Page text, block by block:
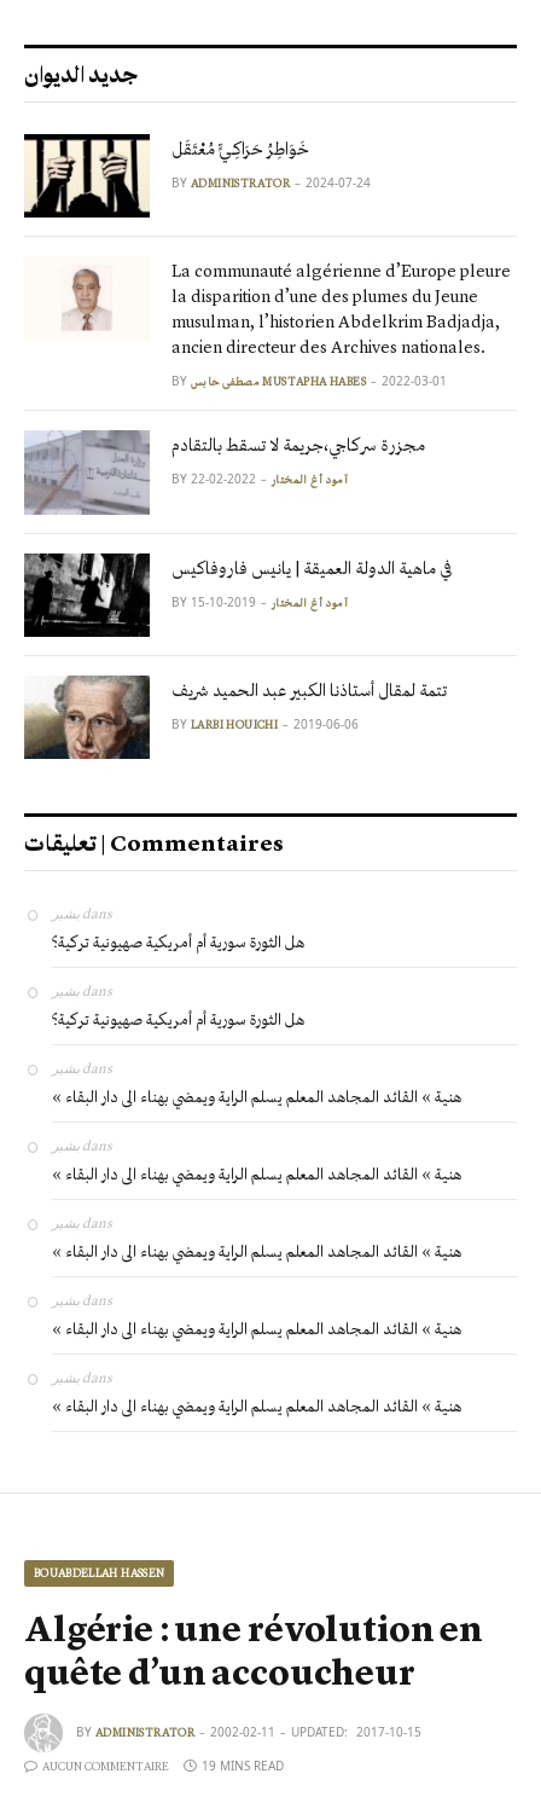
جديد الديوان
خَوَاطِرُ حَرَاكِـيٍّ مُعْتَقَل
BY ADMINISTRATOR 2024-07-24
La communauté algérienne d’Europe pleure
la disparition d’une des plumes du Jeune
musulman, l’historien Abdelkrim Badjadja,
ancien directeur des Archives nationales.
BY مصطفى حابس MUSTAPHA HABES 2022-03-01
مجزرة سركاجي،جريمة لا تسقط بالتقادم
BY آمود أغ المختار 2022-02-22
في ماهية الدولة العميقة | يانيس فاروفاكيس
BY آمود أغ المختار 2019-10-15
تتمة لمقال أستاذنا الكبير عبد الحميد شريف
BY LARBI HOUICHI 2019-06-06
تعليقات | Commentaires
بشير dans
هل الثورة سورية أم أمريكية صهيونية تركية؟
بشير dans
هل الثورة سورية أم أمريكية صهيونية تركية؟
بشير dans
« هنية » القائد المجاهد المعلم يسلم الراية ويمضي بهناء الى دار البقاء
بشير dans
« هنية » القائد المجاهد المعلم يسلم الراية ويمضي بهناء الى دار البقاء
بشير dans
« هنية » القائد المجاهد المعلم يسلم الراية ويمضي بهناء الى دار البقاء
بشير dans
« هنية » القائد المجاهد المعلم يسلم الراية ويمضي بهناء الى دار البقاء
بشير dans
« هنية » القائد المجاهد المعلم يسلم الراية ويمضي بهناء الى دار البقاء
BOUABDELLAH HASSEN
Algérie : une révolution en
quête d’un accoucheur
BY ADMINISTRATOR 2002-02-11 UPDATED: 2017-10-15
AUCUN COMMENTAIRE 19 MINS READ